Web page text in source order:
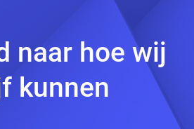
naar hoe wij
kunnen